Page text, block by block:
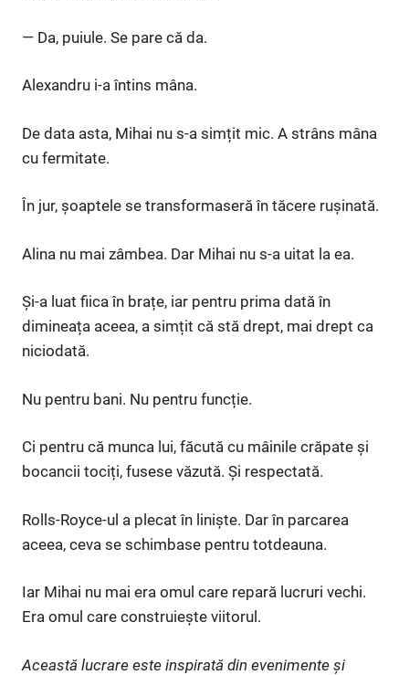
— Da, puiule. Se pare că da.
Alexandru i-a întins mâna.
De data asta, Mihai nu s-a simțit mic. A strâns mâna
cu fermitate.
În jur, șoaptele se transformaseră în tăcere rușinată.
Alina nu mai zâmbea. Dar Mihai nu s-a uitat la ea.
Și-a luat fiica în brațe, iar pentru prima dată în
dimineața aceea, a simțit că stă drept, mai drept ca
niciodată.
Nu pentru bani. Nu pentru funcție.
Ci pentru că munca lui, făcută cu mâinile crăpate și
bocancii tociți, fusese văzută. Și respectată.
Rolls-Royce-ul a plecat în liniște. Dar în parcarea
aceea, ceva se schimbase pentru totdeauna.
Iar Mihai nu mai era omul care repară lucruri vechi.
Era omul care construiește viitorul.
Această lucrare este inspirată din evenimente și